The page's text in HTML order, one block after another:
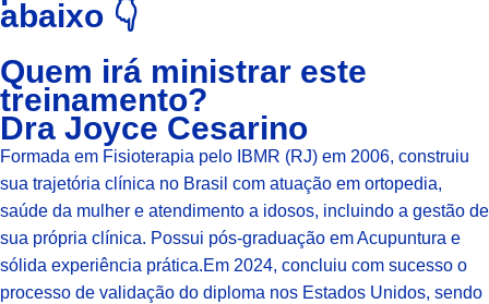
abaixo 👇
Quem irá ministrar este
treinamento?
Dra Joyce Cesarino
Formada em Fisioterapia pelo IBMR (RJ) em 2006, construiu
sua trajetória clínica no Brasil com atuação em ortopedia,
saúde da mulher e atendimento a idosos, incluindo a gestão de
sua própria clínica. Possui pós-graduação em Acupuntura e
sólida experiência prática.Em 2024, concluiu com sucesso o
processo de validação do diploma nos Estados Unidos, sendo